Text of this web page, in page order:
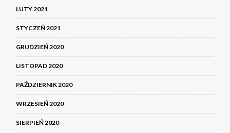
LUTY 2021
STYCZEŃ 2021
GRUDZIEŃ 2020
LISTOPAD 2020
PAŹDZIERNIK 2020
WRZESIEŃ 2020
SIERPIEŃ 2020